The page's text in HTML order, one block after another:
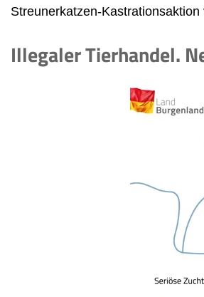
Streunerkatzen-Kastrationsaktion
Illegaler Tierhandel.